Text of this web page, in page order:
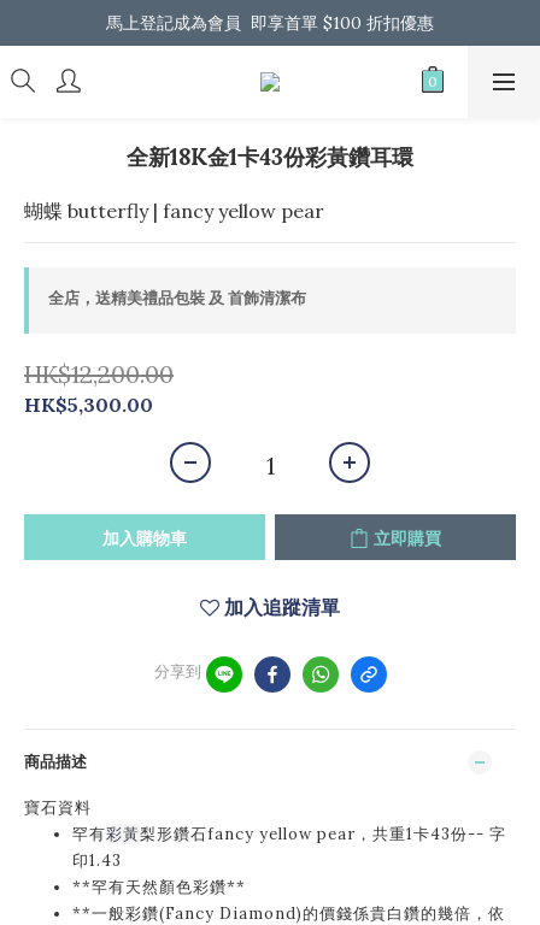
馬上登記成為會員  即享首單 $100 折扣優惠
馬上登記成為會員  即享首單 $100 折扣優惠
全港免運 歡迎 Whatsapp 我們了解更多
全新18K金1卡43份彩黃鑽耳環
蝴蝶 butterfly | fancy yellow pear
全店，送精美禮品包裝 及 首飾清潔布
HK$12,200.00
HK$5,300.00
加入購物車 立即購買
加入追蹤清單
分享到
商品描述
寶石資料
罕有彩黃梨形鑽石fancy yellow pear，共重1卡43份-- 字
印1.43
**罕有天然顏色彩鑽**
**一般彩鑽(Fancy Diamond)的價錢係貴白鑽的幾倍，依